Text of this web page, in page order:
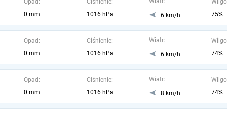
Opad:
0 mm
Ciśnienie:
1016 hPa
6 km/h
75%
Opad:
0 mm
Ciśnienie:
1016 hPa
Wiatr:
6 km/h
74%
Opad:
0 mm
Ciśnienie:
1016 hPa
Wiatr:
8 km/h
74%